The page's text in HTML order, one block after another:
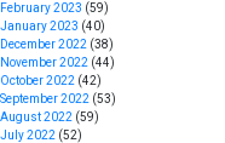
February 2023 (59)
January 2023 (40)
December 2022 (38)
November 2022 (44)
October 2022 (42)
September 2022 (53)
August 2022 (59)
July 2022 (52)